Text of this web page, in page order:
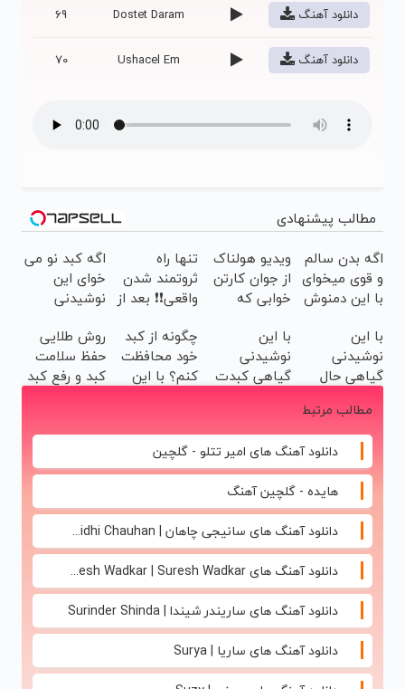
69 Dostet Daram دانلود آهنگ
70 Ushacel Em دانلود آهنگ
مطالب پیشنهادی
اگه بدن سالم
و قوی میخوای
با این دمنوش
رو پاکسازی
کن
ویدیو هولناک
از جوان کارتن
خوابی که
آموزش رایگان
تنها راه
ثروتمند شدن
واقعی❗❗ بعد از
خواب هم پول
در بیار😍
اگه کبد نو می
خوای این
نوشیدنی
خودت هدیه
بده55%تخفیف
با این
نوشیدنی
گیاهی حال
کبدتو خوب
کن۵۵٪تخفیف
با این
نوشیدنی
گیاهی کبدت
چگونه از کبد
خود محافظت
کنم؟ با این
روش طلایی
حفظ سلامت
کبد و رفع کبد
تخفیف ویژه)
مطالب مرتبط
دانلود آهنگ های امیر تتلو - گلچین
هایده - گلچین آهنگ
دانلود آهنگ های سانیجی چاهان | Sunidhi Chauhan
دانلود آهنگ های Suresh Wadkar | Suresh Wadkar
دانلود آهنگ های ساریندر شیندا | Surinder Shinda
دانلود آهنگ های ساریا | Surya